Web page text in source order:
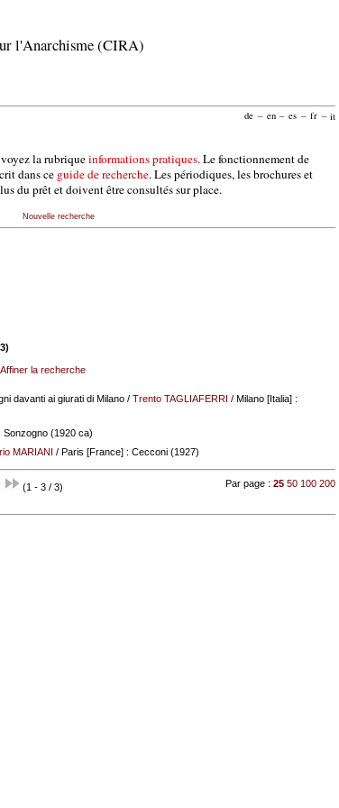
l'Anarchisme (CIRA)
de – en – es – fr – it
la rubriqueinformations pratiques. Le fonctionnement de
dans ce guide de recherche. Les périodiques, les brochures et
du prêt et doivent être consultés sur place.
Nouvelle recherche
3)
Affiner la recherche
davanti ai giurati di Milano/ Trento TAGLIAFERRI / Milano [Italia] :
(1920 ca)
MARIANI / Paris [France] : Cecconi (1927)
(1 - 3 / 3) Par page :25 50 100 200